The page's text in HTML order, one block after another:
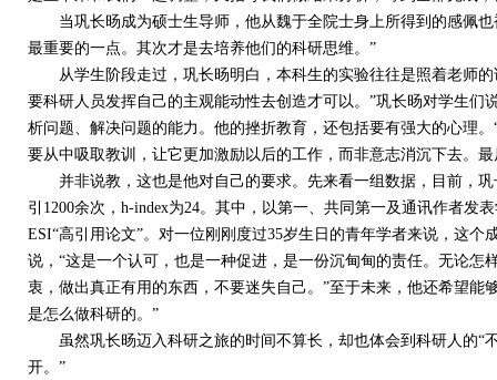
当巩长旸成为硕士生导师，他从魏于全院士身上所得到的感佩也
最重要的一点。其次才是去培养他们的科研思维。”
从学生阶段走过，巩长旸明白，本科生的实验往往是照着老师的
要科研人员发挥自己的主观能动性去创造才可以。”巩长旸对学生们
析问题、解决问题的能力。他的挫折教育，还包括要有强大的心理
要从中吸取教训，让它更加激励以后的工作，而非意志消沉下去。
并非说教，这也是他对自己的要求。先来看一组数据，目前，巩
引1200余次，h-index为24。其中，以第一、共同第一及通讯作者发
ESI“高引用论文”。对一位刚刚度过35岁生日的青年学者来说，这
说，“这是一个认可，也是一种促进，是一份沉甸甸的责任。无论怎
衷，做出真正有用的东西，不要迷失自己。”至于未来，他还希望能
是怎么做科研的。”
虽然巩长旸迈入科研之旅的时间不算长，却也体会到科研人的“
开。”